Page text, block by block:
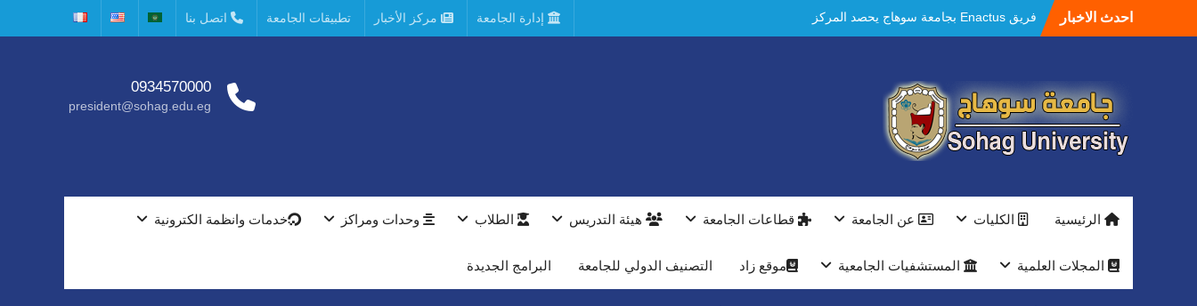
احدث الاخبار
فريق Enactus بجامعة سوهاج يحصد المركز
الاول في الابتكار وتمكين المراة والمركز الثاني
مستشفيات سوهاج الجامعية تحقق إنجازًا طبيًا
جديدًا و تنجح في علاج 3 حالات أكالازيا بتقنية
POEM دون جراحة .
النعماني يلتقي بمدير امن سوهاج الجديد لتقديم
بمعرض الاكاديمية العسكريه علي هامش
النعماني والمدير التنفيذي لشركة وادي النيل
إدارة الجامعة مركز الأخبار تطبيقات الجامعة اتصل بنا
0934570000
president@sohag.edu.eg
الرئيسية الكليات عن الجامعة قطاعات الجامعة هيئة التدريس الطلاب وحدات ومراكز خدمات وانظمة الكترونية
المجلات العلمية المستشفيات الجامعية موقع زاد التصنيف الدولي للجامعة البرامج الجديدة